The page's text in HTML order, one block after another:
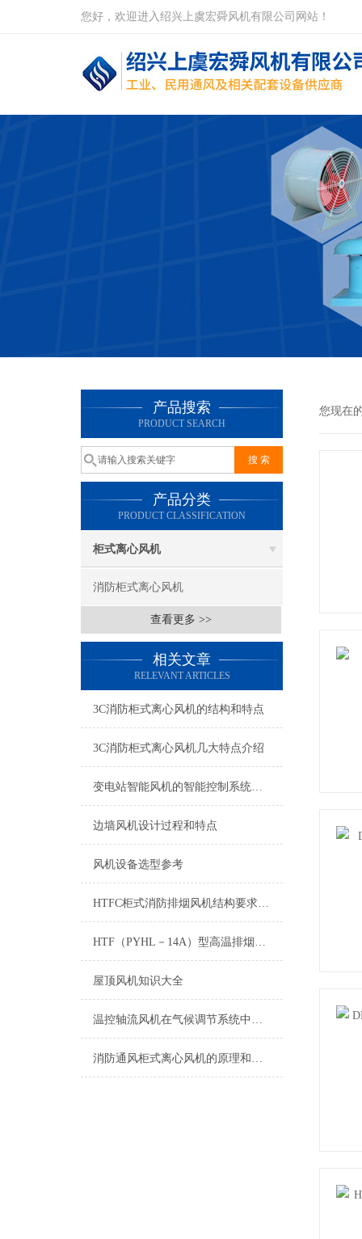
您好，欢迎进入绍兴上虞宏舜风机有限公司网站！
产品搜索
PRODUCT SEARCH
产品分类
PRODUCT CLASSIFICATION
柜式离心风机
消防柜式离心风机
查看更多 >>
相关文章
RELEVANT ARTICLES
3C消防柜式离心风机的结构和特点
3C消防柜式离心风机几大特点介绍
变电站智能风机的智能控制系统与自动化管理
边墙风机设计过程和特点
风机设备选型参考
HTFC柜式消防排烟风机结构要求和保养
HTF（PYHL－14A）型高温排烟混流风机
屋顶风机知识大全
温控轴流风机在气候调节系统中的应用
消防通风柜式离心风机的原理和特点
您现在